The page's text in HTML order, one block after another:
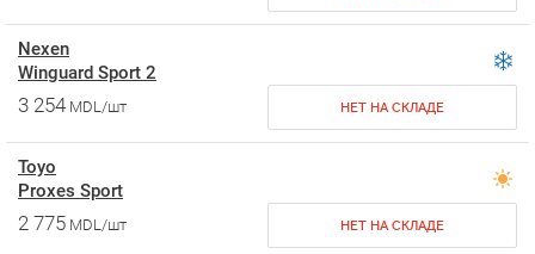
Nexen
Winguard Sport 2
3 254 MDL/шт НЕТ НА СКЛАДЕ
Toyo
Proxes Sport
2 775 MDL/шт НЕТ НА СКЛАДЕ